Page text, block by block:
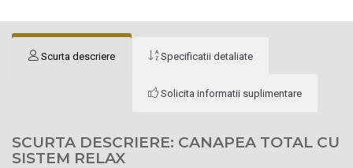
Scurta descriere Specificatii detaliate
Solicita informatii suplimentare
SCURTA DESCRIERE: CANAPEA TOTAL CU
SISTEM RELAX